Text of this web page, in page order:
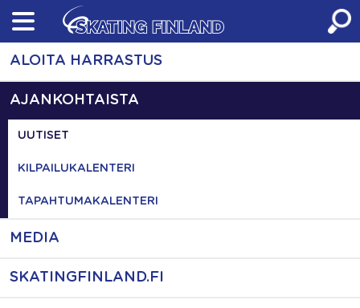
Skip
content
ALOITA HARRASTUS
AJANKOHTAISTA
UUTISET
KILPAILUKALENTERI
TAPAHTUMAKALENTERI
MEDIA
SKATINGFINLAND.FI